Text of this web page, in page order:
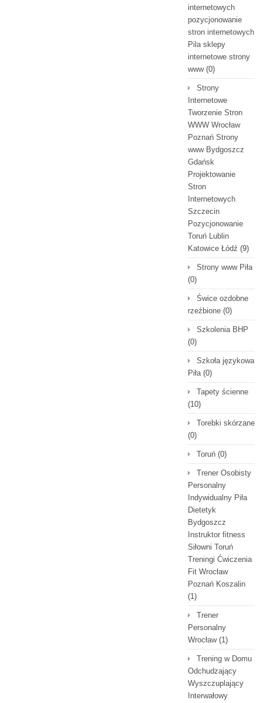
internetowych
pozycjonowanie
stron internetowych
Pila sklepy
internetowe strony
www(0)
Strony
Internetowe
Tworzenie Stron
WWW Wrocław
Poznań Strony
www Bydgoszcz
Gdańsk
Projektowanie
Stron
Internetowych
Szczecin
Pozycjonowanie
Toruń Lublin
Katowice Łódź (9)
Strony www Piła
(0)
Świce ozdobne
rzeźbione (0)
Szkolenia BHP
(0)
Szkoła językowa
Piła(0)
Tapety ścienne
(10)
Torebki skórzane
(0)
Toruń (0)
Trener Osobisty
Personalny
Indywidualny Piła
Dietetyk
Bydgoszcz
Instruktor fitness
Siłowni Toruń
Treningi Ćwiczenia
Fit Wrocław
Poznań Koszalin
(1)
Trener
Personalny
Wrocław(1)
Trening w Domu
Odchudzający
Wyszczuplający
Interwałowy